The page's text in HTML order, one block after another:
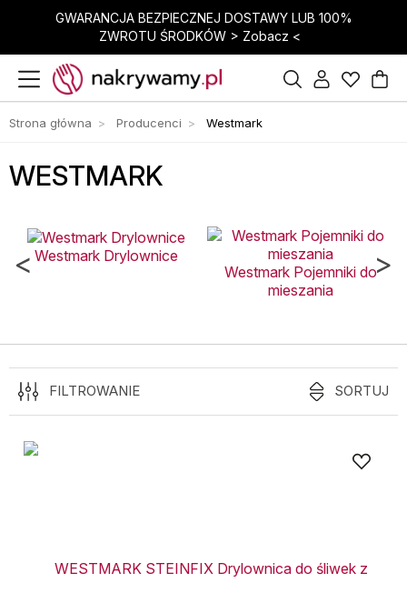
GWARANCJA BEZPIECZNEJ DOSTAWY LUB 100%
ZWROTU ŚRODKÓW > Zobacz <
Strona główna Producenci Westmark
WESTMARK
Westmark Drylownice
Westmark Pojemniki do
mieszania
< >
FILTROWANIE SORTUJ